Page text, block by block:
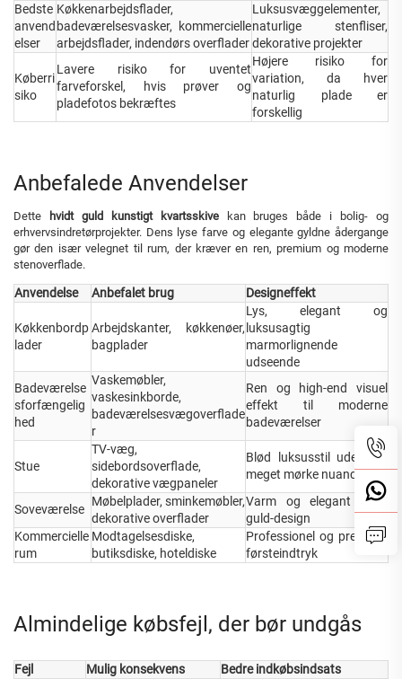
Bedste
anvend
elser
Køkkenarbejdsflader,
badeværelsesvasker, kommercielle
arbejdsflader, indendørs overflader
Luksusvæggelementer,
naturlige stenfliser,
dekorative projekter
Køberri
siko
Lavere risiko for uventet
farveforskel, hvis prøver og
pladefotos bekræftes
Højere risiko for
variation, da hver
naturlig plade er
forskellig
Anbefalede Anvendelser
Dette hvidt guld kunstigt kvartsskive
kan bruges både i bolig- og
erhvervsindretørprojekter. Dens lyse farve og elegante gyldne ådergange
gør den især velegnet til rum, der kræver en ren, premium og moderne
stenoverflade.
Anvendelse Anbefalet brug Designeffekt
Køkkenbordp
lader
Arbejdskanter, køkkenøer,
bagplader
Lys, elegant og
luksusagtig
marmorlignende
udseende
Badeværelse
sforfængelig
hed
Vaskemøbler,
vaskesinkborde,
badeværelsesvægoverflade
r
Ren og high-end visuel
effekt til moderne
badeværelser
Stue
TV-væg,
sidebordsoverflade,
dekorative vægpaneler
Blød luksusstil uden for
meget mørke nuancer
Soveværelse
Møbelplader, sminkemøbler,
dekorative overflader
Varm og elegant hvid-
guld-design
Kommercielle
rum
Modtagelsesdiske,
butiksdiske, hoteldiske
Professionel og premium
førsteindtryk
Almindelige købsfejl, der bør undgås
Fejl Mulig konsekvens Bedre indkøbsindsats